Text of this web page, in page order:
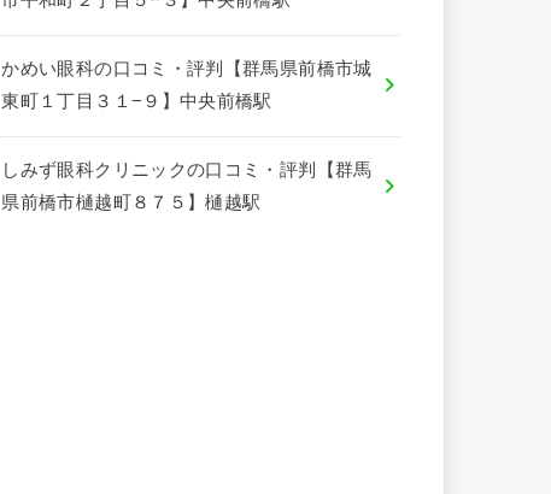
かめい眼科の口コミ・評判【群馬県前橋市城
東町１丁目３１−９】中央前橋駅
しみず眼科クリニックの口コミ・評判【群馬
県前橋市樋越町８７５】樋越駅